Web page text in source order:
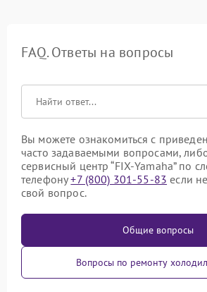
FAQ. Ответы на вопросы
Вы можете ознакомиться с
часто задаваемыми вопросами,
сервисный центр “FIX-Yamaha” по
телефону+7 (800) 301-55-83 если
свой вопрос.
Общие вопросы
Вопросы по ремонту